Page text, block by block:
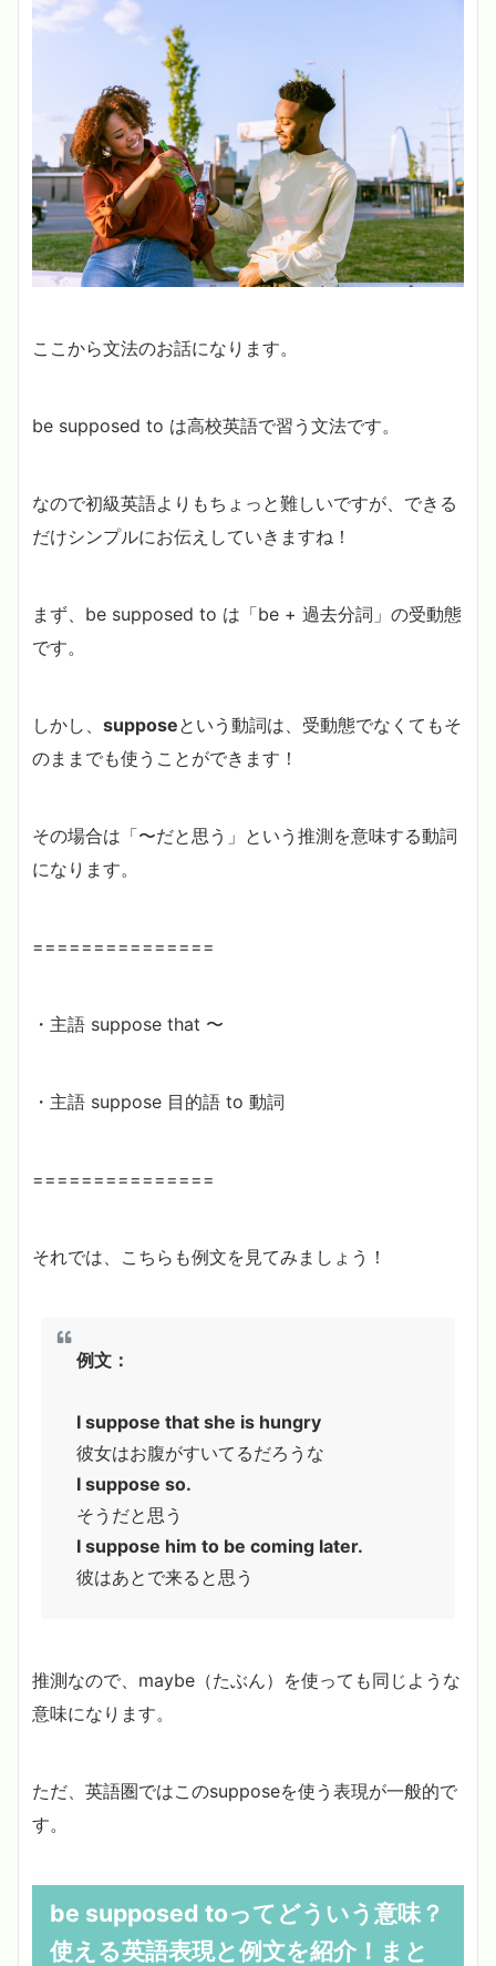
ここから文法のお話になります。
be supposed to は高校英語で習う文法です。
なので初級英語よりもちょっと難しいですが、できる
だけシンプルにお伝えしていきますね！
まず、be supposed to は「be + 過去分詞」の受動態
です。
しかし、 supposeという動詞は、受動態でなくてもそ
のままでも使うことができます！
その場合は「〜だと思う」という推測を意味する動詞
になります。
===============
・主語 suppose that 〜
・主語 suppose 目的語 to 動詞
===============
それでは、こちらも例文を見てみましょう！
例文：
I suppose that she is hungry
彼女はお腹がすいてるだろうな
I suppose so.
そうだと思う
I suppose him to be coming later.
彼はあとで来ると思う
推測なので、maybe（たぶん）を使っても同じような
意味になります。
ただ、英語圏ではこのsupposeを使う表現が一般的で
す。
be supposed toってどういう意味？
使える英語表現と例文を紹介！まと